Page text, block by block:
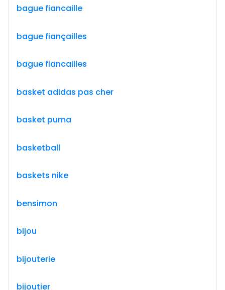
bague fiancaille
bague fiançailles
bague fiancailles
basket adidas pas cher
basket puma
basketball
baskets nike
bensimon
bijou
bijouterie
bijoutier